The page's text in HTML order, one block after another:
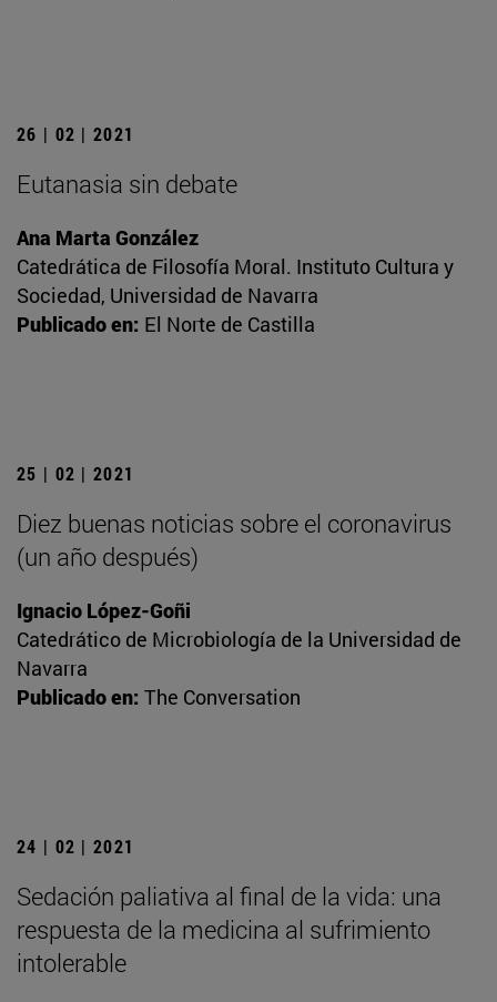
26 | 02 | 2021
Eutanasia sin debate
Ana Marta González
Catedrática de Filosofía Moral. Instituto Cultura y
Sociedad, Universidad de Navarra
Publicado en: El Norte de Castilla
25 | 02 | 2021
Diez buenas noticias sobre el coronavirus
(un año después)
Ignacio López-Goñi
Catedrático de Microbiología de la Universidad de
Navarra
Publicado en: The Conversation
24 | 02 | 2021
Sedación paliativa al final de la vida: una
respuesta de la medicina al sufrimiento
intolerable